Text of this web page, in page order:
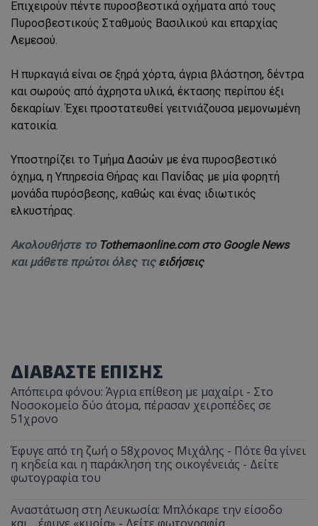
Επιχειρούν πέντε πυροσβεστικά οχήματα από τους
Πυροσβεστικούς Σταθμούς Βασιλικού και επαρχίας
Λεμεσού.
Η πυρκαγιά είναι σε ξηρά χόρτα, άγρια βλάστηση, δέντρα
και σωρούς από άχρηστα υλικά, έκτασης περίπου έξι
δεκαρίων. Έχει προστατευθεί γειτνιάζουσα μεμονωμένη
κατοικία.
Υποστηρίζει το Τμήμα Δασών με ένα πυροσβεστικό
όχημα, η Υπηρεσία Θήρας και Πανίδας με μία φορητή
μονάδα πυρόσβεσης, καθώς και ένας ιδιωτικός
ελκυστήρας.
Ακολουθήστε το Tothemaonline.com στο Google News
και μάθετε πρώτοι όλες τις ειδήσεις
ΔΙΑΒΑΣΤΕ ΕΠΙΣΗΣ
Απόπειρα φόνου: Άγρια επίθεση με μαχαίρι - Στο
Νοσοκομείο δύο άτομα, πέρασαν χειροπέδες σε
51χρονο
Έφυγε από τη ζωή ο 58χρονος Μιχάλης - Πότε θα γίνει
η κηδεία και η παράκληση της οικογένειάς - Δείτε
φωτογραφία του
Αναστάτωση στη Λευκωσία: Μπλόκαρε την είσοδο